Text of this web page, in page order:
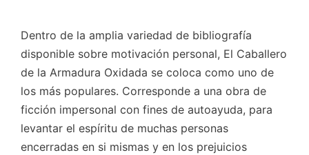
Dentro de la amplia variedad de bibliografía
disponible sobre motivación personal, El Caballero
de la Armadura Oxidada se coloca como uno de
los más populares. Corresponde a una obra de
ficción impersonal con fines de autoayuda, para
levantar el espíritu de muchas personas
encerradas en si mismas y en los prejuicios